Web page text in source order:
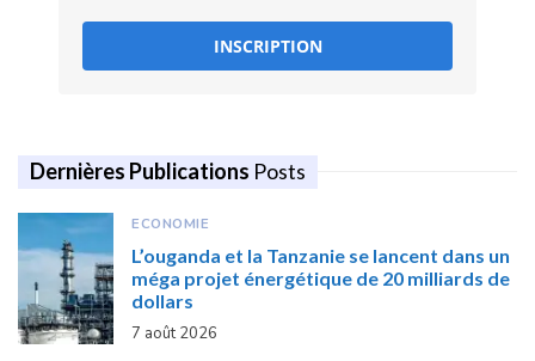
INSCRIPTION
Dernières Publications Posts
ECONOMIE
L’ouganda et la Tanzanie se lancent dans un
méga projet énergétique de 20 milliards de
dollars
7 août 2026